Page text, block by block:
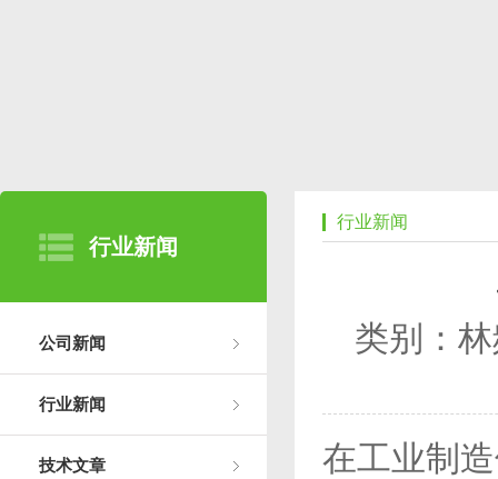
行业新闻
公司新闻
行业新闻
技术文章
行业新闻
类别：
在工业制